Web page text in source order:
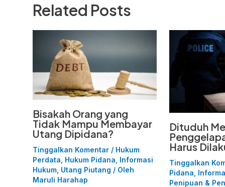
Related Posts
Bisakah Orang yang
Tidak Mampu Membayar
Utang Dipidana?
Tinggalkan Komentar / Hukum
Perdata Hukum Pidana Informasi
Hukum Utang Piutang / Oleh
Maruli Harahap
Dituduh
Harus
Tinggalkan
Pidana
Penipuan &